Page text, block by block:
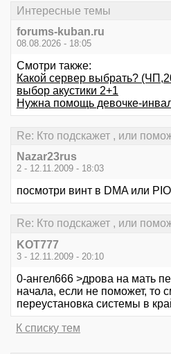
Интересные темы
forums-kuban.ru
08.08.2026 - 18:05
Смотри также:
Какой сервер выбрать?
выбор акустики 2+1
Нужна помощь девочке-
Re: Кто подскажет , или
Nazar23rus
2 - 12.11.2009 - 18:03
посмотри винт в DMA или PIO
Re: Кто подскажет , или
KOT777
3 - 12.11.2009 - 20:10
0-ангел666 >дрова на мать
начала, если не поможет, то
переустановка системы в
К списку тем